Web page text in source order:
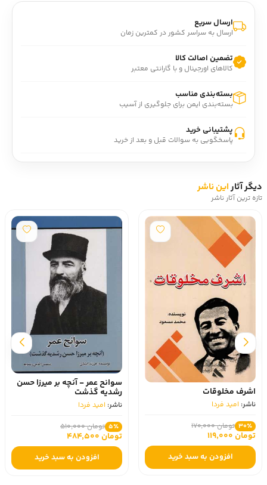
ارسال سریع
ارسال به سراسر کشور در کمترین زمان
تضمین اصالت کالا
کالاهای اورجینال و با گارانتی معتبر
بسته‌بندی مناسب
بسته‌بندی ایمن برای جلوگیری از آسیب
پشتیبانی خرید
پاسخگویی به سوالات قبل و بعد از خرید
دیگر آثاراین ناشر
تازه ترین آثار ناشر
اشرف مخلوقات
ناشر: امید فردا
30٪ تومان 170,000
تومان 119,000
افزودن به سبد خرید
سوانح عمر - آنچه بر میرزا حسن
رشدیه گذشت
ناشر: امید فردا
5٪ تومان 510,000
تومان 484,500
افزودن به سبد خرید